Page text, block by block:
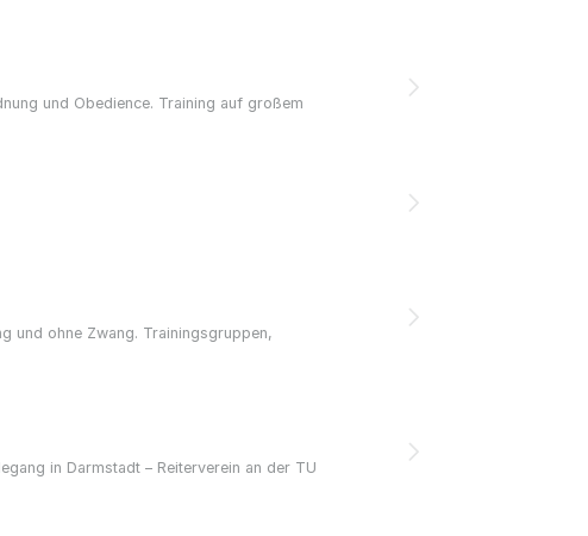
und Obedience. Training auf großem
und ohne Zwang. Trainingsgruppen,
in Darmstadt – Reiterverein an der TU